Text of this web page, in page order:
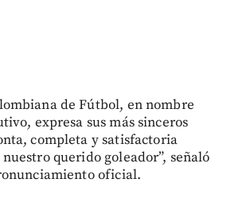
de Fútbol, en nombre
expresa sus más sinceros
completa y satisfactoria
querido goleador”, señaló
oficial.